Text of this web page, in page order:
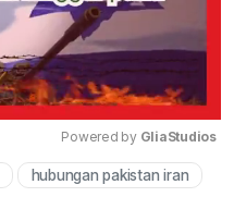
Mute
Powered by GliaStudios
hubungan pakistan iran